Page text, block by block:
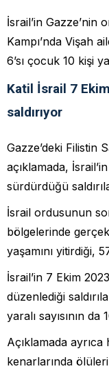
İsrail’in Gazze’nin
Kampı’nda Vişah
6’sı çocuk 10 kişi
Katil İsrail 7
saldırıyor
Gazze’deki Filistin
açıklamada,
sürdürdüğü
İsrail ordusunun
bölgelerinde
yaşamını yitirdiği,
İsrail’in 7 Ekim
düzenlediği
yaralı sayısının
Açıklamada
kenarlarında